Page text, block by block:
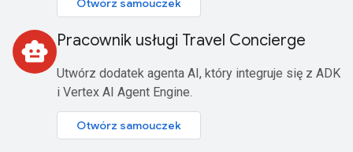
Otwórz samouczek
smart_toy Pracownik usługi Travel Concierge
Utwórz dodatek agenta AI, który integruje się z ADK
i Vertex AI Agent Engine.
Otwórz samouczek